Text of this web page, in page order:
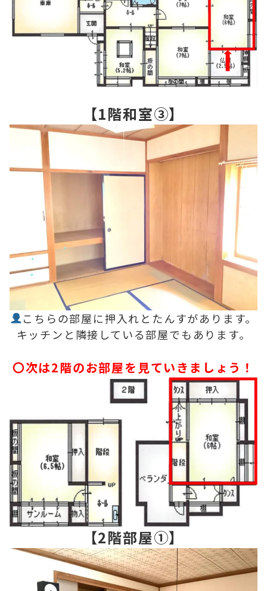
【1階和室③】
こちらの部屋に押入れとたんすがあります。
キッチンと隣接している部屋でもあります。
〇次は2階のお部屋を見ていきましょう！
【2階部屋①】